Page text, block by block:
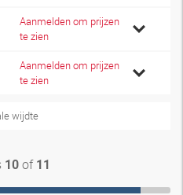
Aanmelden om prijzen
te zien
Aanmelden om prijzen
te zien
wijdte
10of 11